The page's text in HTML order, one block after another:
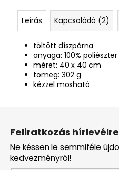
Leírás Kapcsolódó (2)
töltött díszpárna
anyaga: 100% poliészter
méret: 40 x 40 cm
tömeg: 302 g
kézzel mosható
Feliratkozás hírlevélre
Ne késsen le semmiféle
kedvezményről!